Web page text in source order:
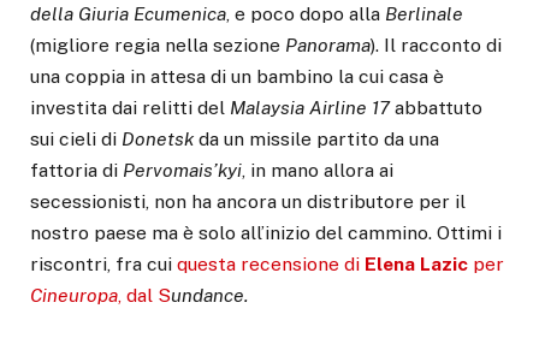
della Giuria Ecumenica , e poco dopo alla Berlinale
(migliore regia nella sezione Panorama). Il racconto di
una coppia in attesa di un bambino la cui casa è
investita dai relitti del Malaysia Airline 17abbattuto
sui cieli di Donetsk da un missile partito da una
fattoria di Pervomais’kyi , in mano allora ai
secessionisti, non ha ancora un distributore per il
nostro paese ma è solo all’inizio del cammino. Ottimi i
riscontri, fra cui questa recensione di Elena Lazic per
Cineuropa, dal Sundance.